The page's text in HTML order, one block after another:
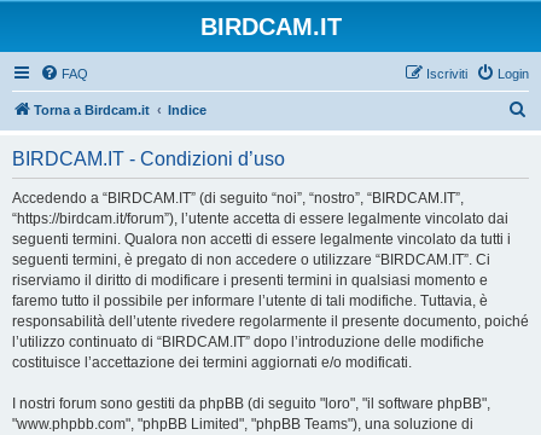
BIRDCAM.IT
FAQ Login
Iscriviti
Torna a Birdcam.it Indice
BIRDCAM.IT - Condizioni d’uso
Accedendo a “BIRDCAM.IT” (di seguito “noi”, “nostro”, “BIRDCAM.IT”,
“https://birdcam.it/forum”), l’utente accetta di essere legalmente vincolato dai
seguenti termini. Qualora non accetti di essere legalmente vincolato da tutti i
seguenti termini, è pregato di non accedere o utilizzare “BIRDCAM.IT”. Ci
riserviamo il diritto di modificare i presenti termini in qualsiasi momento e
faremo tutto il possibile per informare l’utente di tali modifiche. Tuttavia, è
responsabilità dell’utente rivedere regolarmente il presente documento, poiché
l’utilizzo continuato di “BIRDCAM.IT” dopo l’introduzione delle modifiche
costituisce l’accettazione dei termini aggiornati e/o modificati.
I nostri forum sono gestiti da phpBB (di seguito "loro", "il software phpBB",
"www.phpbb.com", "phpBB Limited", "phpBB Teams"), una soluzione di